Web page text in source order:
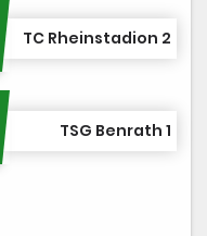
TC Rheinstadion 2
TSG Benrath 1